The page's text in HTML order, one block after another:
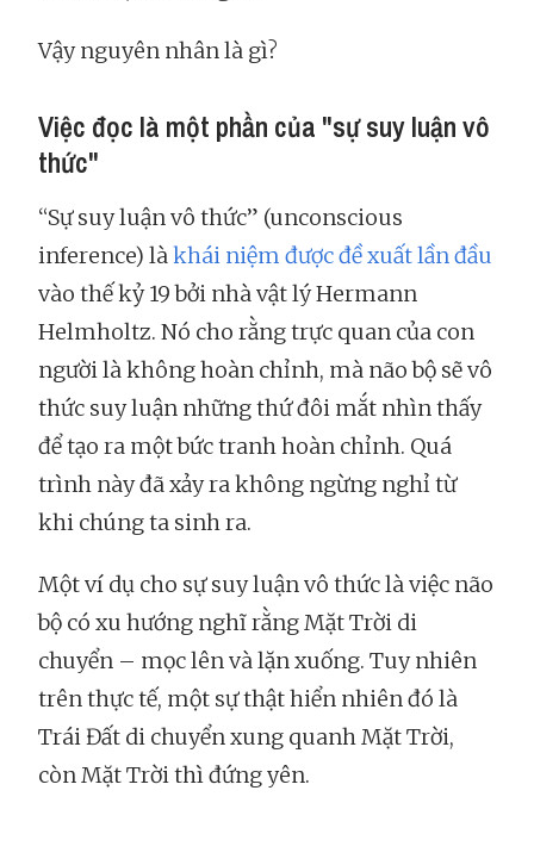
Vậy nguyên nhân là gì?
Việc đọc là một phần của "sự suy luận vô
thức"
“Sự suy luận vô thức” (unconscious
inference) làkhái niệm được đề xuất lần đầu
vào thế kỷ 19 bởi nhà vật lý Hermann
Helmholtz. Nó cho rằng trực quan của con
người là không hoàn chỉnh, mà não bộ sẽ vô
thức suy luận những thứ đôi mắt nhìn thấy
để tạo ra một bức tranh hoàn chỉnh. Quá
trình này đã xảy ra không ngừng nghỉ từ
khi chúng ta sinh ra.
Một ví dụ cho sự suy luận vô thức là việc não
bộ có xu hướng nghĩ rằng Mặt Trời di
chuyển – mọc lên và lặn xuống. Tuy nhiên
trên thực tế, một sự thật hiển nhiên đó là
Trái Đất di chuyển xung quanh Mặt Trời,
còn Mặt Trời thì đứng yên.